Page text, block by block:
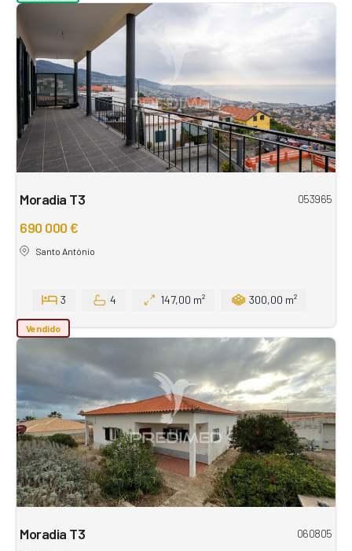
Moradia T3 053965
690 000 €
Santo António
3 4 147,00 m² 300,00 m²
Vendido
Moradia T3 060805